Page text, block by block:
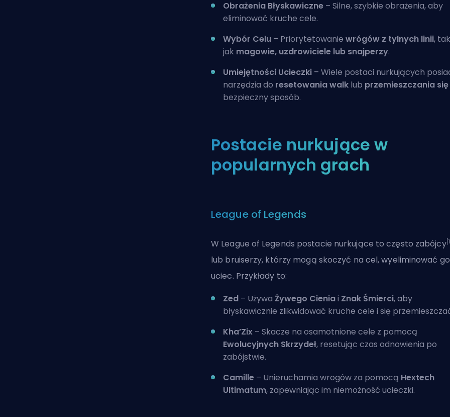
Obrażenia Błyskawiczne – Silne, szybkie obrażenia, aby
eliminować kruche cele.
Wybór Celu – Priorytetowanie wrógów z tylnych linii,
jak magowie, uzdrowiciele lub snajperzy.
Umiejętności Ucieczki – Wiele postaci nurkujących
narzędzia do resetowania walk lub przemieszczania się
bezpieczny sposób.
Postacie nurkujące w
popularnych grach
League of Legends
W League of Legends postacie nurkujące to często zabójcy[1]
lub bruiserzy, którzy mogą skoczyć na cel, wyeliminować
uciec. Przykłady to:
Zed – Używa Żywego Cieniai Znak Śmierci, aby
błyskawicznie zlikwidować kruche cele i się
Kha’Zix – Skacze na osamotnione cele z pomocą
Ewolucyjnych Skrzydeł, resetując czas odnowienia po
zabójstwie.
Camille – Unieruchamia wrogów za pomocą Hextech
Ultimatum, zapewniając im niemożność ucieczki.